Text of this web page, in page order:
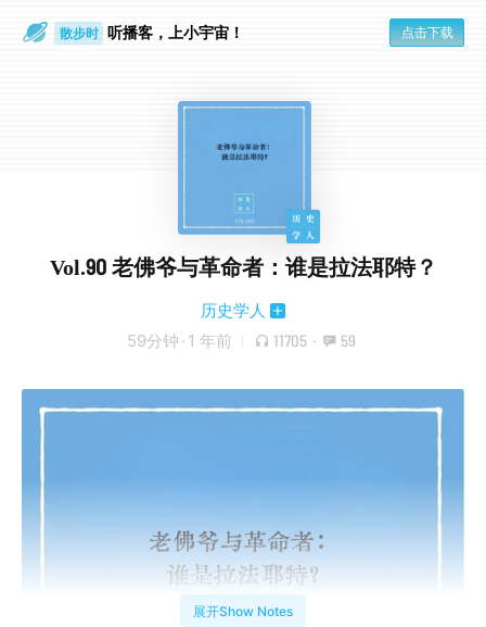
散步时
通勤路上
听播客，上小宇宙！ 点击下载
Vol.90 老佛爷与革命者：谁是拉法耶特？
历史学人
59分钟 · 1 年前 11705 · 59
展开Show Notes